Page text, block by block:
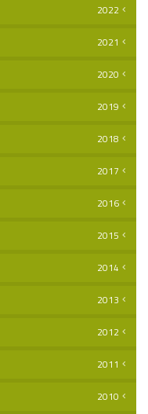
2022
2021
2020
2019
2018
2017
2016
2015
2014
2013
2012
2011
2010